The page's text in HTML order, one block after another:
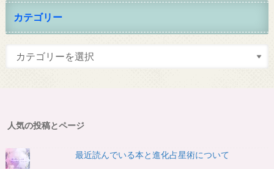
カテゴリー
人気の投稿とページ
最近読んでいる本と進化占星術について